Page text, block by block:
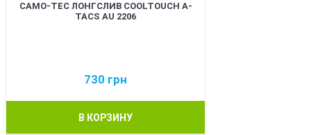
CAMO-TEC ЛОНГСЛИВ COOLTOUCH A-
TACS AU 2206
730 грн
В КОРЗИНУ